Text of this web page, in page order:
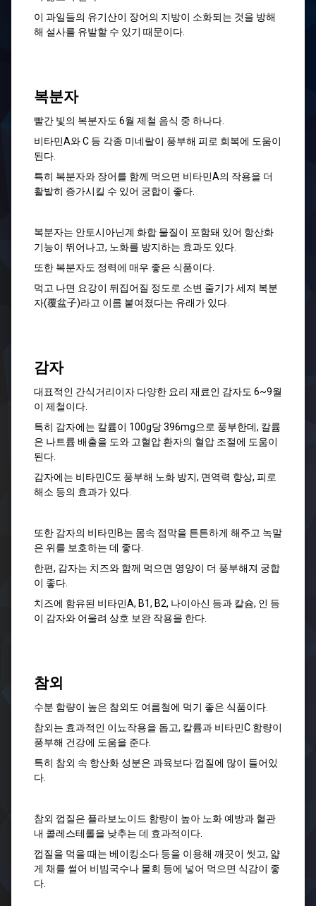
이 과일들의 유기산이 장어의 지방이 소화되는 것을 방해
해 설사를 유발할 수 있기 때문이다.
복분자
빨간 빛의 복분자도 6월 제철 음식 중 하나다.
비타민A와 C 등 각종 미네랄이 풍부해 피로 회복에 도움이
된다.
특히 복분자와 장어를 함께 먹으면 비타민A의 작용을 더
활발히 증가시킬 수 있어 궁합이 좋다.
복분자는 안토시아닌계 화합 물질이 포함돼 있어 항산화
기능이 뛰어나고, 노화를 방지하는 효과도 있다.
또한 복분자도 정력에 매우 좋은 식품이다.
먹고 나면 요강이 뒤집어질 정도로 소변 줄기가 세져 복분
자(覆盆子)라고 이름 붙여졌다는 유래가 있다.
감자
대표적인 간식거리이자 다양한 요리 재료인 감자도 6~9월
이 제철이다.
특히 감자에는 칼륨이 100g당 396mg으로 풍부한데, 칼륨
은 나트륨 배출을 도와 고혈압 환자의 혈압 조절에 도움이
된다.
감자에는 비타민C도 풍부해 노화 방지, 면역력 향상, 피로
해소 등의 효과가 있다.
또한 감자의 비타민B는 몸속 점막을 튼튼하게 해주고 녹말
은 위를 보호하는 데 좋다.
한편, 감자는 치즈와 함께 먹으면 영양이 더 풍부해져 궁합
이 좋다.
치즈에 함유된 비타민A, B1, B2, 나이아신 등과 칼슘, 인 등
이 감자와 어울려 상호 보완 작용을 한다.
참외
수분 함량이 높은 참외도 여름철에 먹기 좋은 식품이다.
참외는 효과적인 이뇨작용을 돕고, 칼륨과 비타민C 함량이
풍부해 건강에 도움을 준다.
특히 참외 속 항산화 성분은 과육보다 껍질에 많이 들어있
다.
참외 껍질은 플라보노이드 함량이 높아 노화 예방과 혈관
내 콜레스테롤을 낮추는 데 효과적이다.
껍질을 먹을 때는 베이킹소다 등을 이용해 깨끗이 씻고, 얇
게 채를 썰어 비빔국수나 물회 등에 넣어 먹으면 식감이 좋
다.